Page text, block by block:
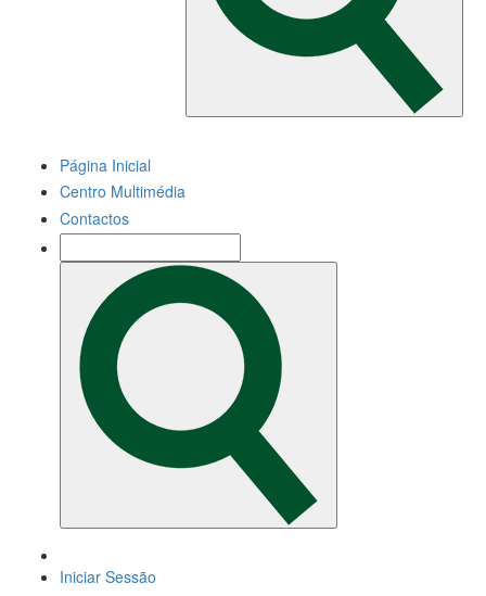
Página Inicial
Centro Multimédia
Contactos
Iniciar Sessão